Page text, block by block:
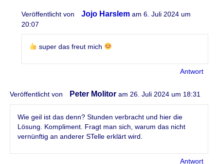
Veröffentlicht von Jojo Harslem am 6. Juli 2024 um
20:07
super das freut mich
Antwort
Veröffentlicht von Peter Molitor am 26. Juli 2024 um 18:31
Wie geil ist das denn? Stunden verbracht und hier die
Lösung. Kompliment. Fragt man sich, warum das nicht
vernünftig an anderer STelle erklärt wird.
Antwort